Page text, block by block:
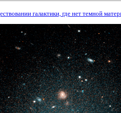
галактики, где нет темной